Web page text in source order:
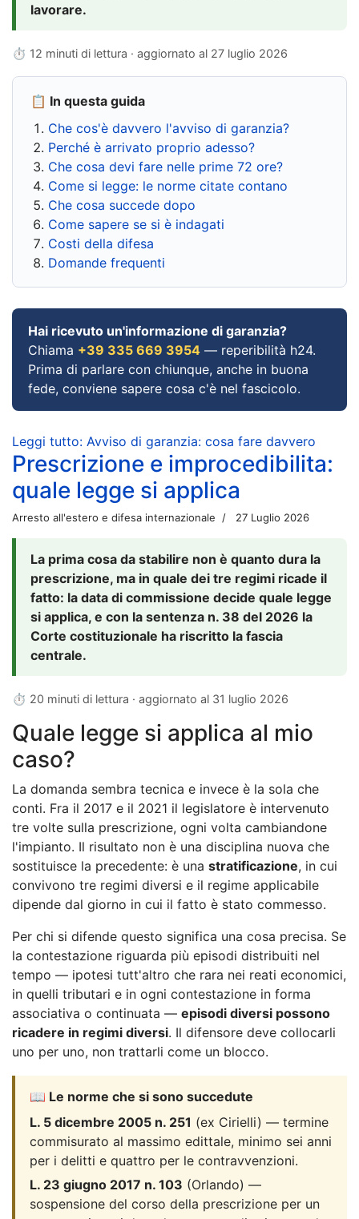
lavorare.
⏱ 12 minuti di lettura · aggiornato al 27 luglio 2026
📋 In questa guida
Che cos'è davvero l'avviso di garanzia?
Perché è arrivato proprio adesso?
Che cosa devi fare nelle prime 72 ore?
Come si legge: le norme citate contano
Che cosa succede dopo
Come sapere se si è indagati
Costi della difesa
Domande frequenti
Hai ricevuto un'informazione di garanzia?
Chiama +39 335 669 3954 — reperibilità h24.
Prima di parlare con chiunque, anche in buona
fede, conviene sapere cosa c'è nel fascicolo.
Leggi tutto: Avviso di garanzia: cosa fare davvero
Prescrizione e improcedibilita:
quale legge si applica
Arresto all'estero e difesa internazionale 27 Luglio 2026
La prima cosa da stabilire non è quanto dura la
prescrizione, ma in quale dei tre regimi ricade il
fatto: la data di commissione decide quale legge
si applica, e con la sentenza n. 38 del 2026 la
Corte costituzionale ha riscritto la fascia
centrale.
⏱ 20 minuti di lettura · aggiornato al 31 luglio 2026
Quale legge si applica al mio
caso?
La domanda sembra tecnica e invece è la sola che
conti. Fra il 2017 e il 2021 il legislatore è intervenuto
tre volte sulla prescrizione, ogni volta cambiandone
l'impianto. Il risultato non è una disciplina nuova che
sostituisce la precedente: è una stratificazione, in cui
convivono tre regimi diversi e il regime applicabile
dipende dal giorno in cui il fatto è stato commesso.
Per chi si difende questo significa una cosa precisa. Se
la contestazione riguarda più episodi distribuiti nel
tempo — ipotesi tutt'altro che rara nei reati economici,
in quelli tributari e in ogni contestazione in forma
associativa o continuata — episodi diversi possono
ricadere in regimi diversi. Il difensore deve collocarli
uno per uno, non trattarli come un blocco.
📖 Le norme che si sono succedute
L. 5 dicembre 2005 n. 251 (ex Cirielli) — termine
commisurato al massimo edittale, minimo sei anni
per i delitti e quattro per le contravvenzioni.
L. 23 giugno 2017 n. 103 (Orlando) —
sospensione del corso della prescrizione per un